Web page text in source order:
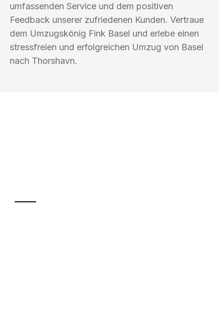
umfassenden Service und dem positiven
Feedback unserer zufriedenen Kunden. Vertraue
dem Umzugskönig Fink Basel und erlebe einen
stressfreien und erfolgreichen Umzug von Basel
nach Thorshavn.